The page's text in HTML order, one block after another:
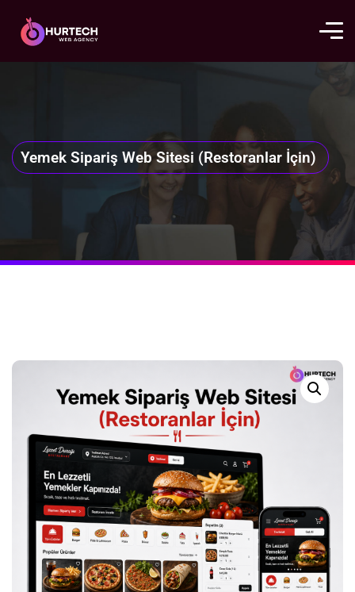
Yemek Sipariş Web Sitesi (Restoranlar İçin)